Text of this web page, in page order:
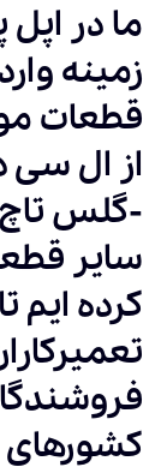
ما در اپل
زمینه
قطعات
از ال سی
-گلس
سایر
کرده ایم